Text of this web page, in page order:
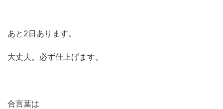
あと2日あります。
大丈夫。必ず仕上げます。
合言葉は